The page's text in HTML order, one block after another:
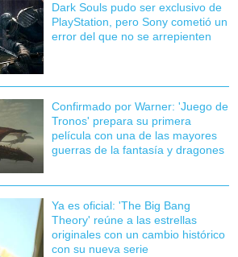
Dark Souls pudo ser exclusivo de
PlayStation, pero Sony cometió un
error del que no se arrepienten
Confirmado por Warner: 'Juego de
Tronos' prepara su primera
película con una de las mayores
guerras de la fantasía y dragones
Ya es oficial: 'The Big Bang
Theory' reúne a las estrellas
originales con un cambio histórico
con su nueva serie